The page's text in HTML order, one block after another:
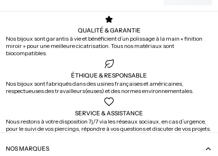
QUALITÉ & GARANTIE
Nos bijoux sont garantis à vie et bénéficient d’un polissage à la main « finition
miroir » pour une meilleure cicatrisation. Tous nos matériaux sont
biocompatibles.
ÉTHIQUE & RESPONSABLE
Nos bijoux sont fabriqués dans des usines françaises et américaines,
respectueuses des travailleurs(euses) et des normes environnementales.
SERVICE & ASSISTANCE
Nous restons à votre disposition 7j/7 via les réseaux sociaux, en cas d’urgence,
pour le suivi de vos piercings, répondre à vos questions et discuter de vos projets.
NOS MARQUES